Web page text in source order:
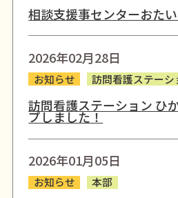
相談支援事センターおた
2026年02月28日
お知らせ 訪問看護ステーシ
訪問看護ステーション ひ
プしました！
2026年01月05日
お知らせ 本部